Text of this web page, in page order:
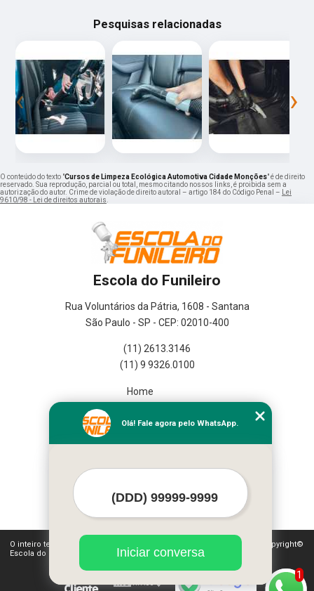
Pesquisas relacionadas
‹ ›
O conteúdo do texto "Cursos de Limpeza Ecológica Automotiva Cidade Monções" é de direito
reservado. Sua reprodução, parcial ou total, mesmo citando nossos links, é proibida sem a
autorização do autor. Crime de violação de direito autoral – artigo 184 do Código Penal –
Lei
9610/98 - Lei de direitos autorais
Escola do Funileiro
Rua Voluntários da Pátria, 1608 - Santana
São Paulo - SP - CEP: 02010-400
(11) 2613.3146
(11) 9 9326.0100
Home
Missão
Mapa do site
O inteiro teor deste site está sujeito à proteção de direitos autorais. Copyright©
Escola do Funileiro (Lei 9610 de 19/02/1998)
1
Olá! Fale agora pelo WhatsApp.
Iniciar conversa